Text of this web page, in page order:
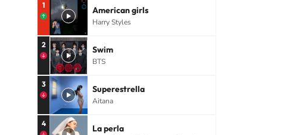
1 American girls
Harry Styles
2 Swim
BTS
3 Superestrella
Aitana
4 La perla